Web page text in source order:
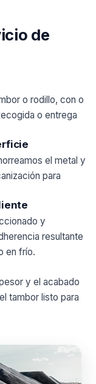
de
o rodillo, con o
o entrega
el metal y
para
y
resultante
en frío.
y el acabado
tambor listo para